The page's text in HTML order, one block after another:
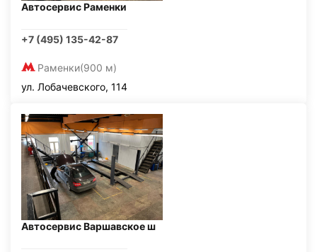
Автосервис Раменки
+7 (495) 135-42-87
Раменки(900 м)
ул. Лобачевского, 114
Автосервис Варшавское ш